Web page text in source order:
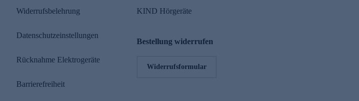
Widerrufsbelehrung
Datenschutzeinstellungen
Rücknahme Elektrogeräte
Barrierefreiheit
KIND Hörgeräte
Bestellung widerrufen
Widerrufsformular